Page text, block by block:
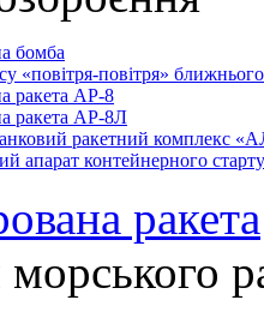
бомба
«повітря-повітря»
ракета АР-8
ракета АР-8Л
ракетний комплекс
апарат контейнерного
ракета